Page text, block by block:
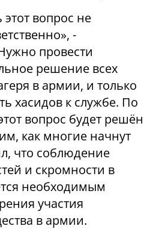
вопрос не
-
провести
решение всех
в армии, и только
хасидов к службе. По
вопрос будет решён
как многие начнут
что соблюдение
и скромности в
необходимым
участия
в армии.